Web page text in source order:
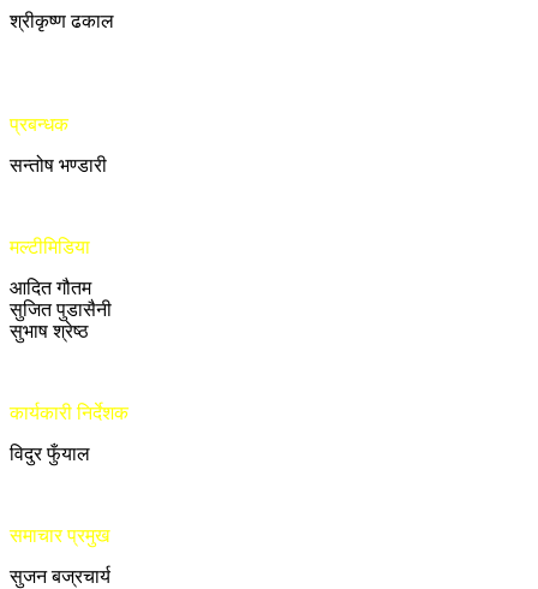
श्रीकृष्ण ढकाल
प्रबन्धक
सन्तोष भण्डारी
मल्टीमिडिया
आदित गौतम
सुजित पुडासैनी
सुभाष श्रेष्ठ
कार्यकारी निर्देशक
विदुर फुँयाल
समाचार प्रमुख
सुजन बज्रचार्य